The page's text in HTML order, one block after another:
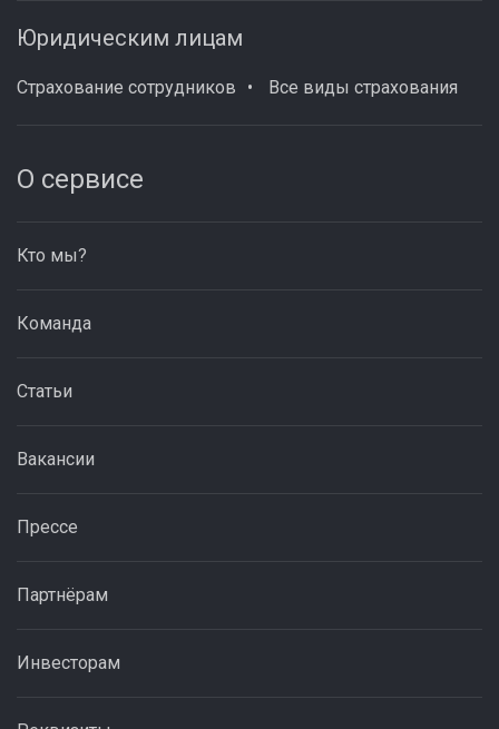
Юридическим лицам
Страхование сотрудников Все виды страхования
О сервисе
Кто мы?
Команда
Статьи
Вакансии
Прессе
Партнёрам
Инвесторам